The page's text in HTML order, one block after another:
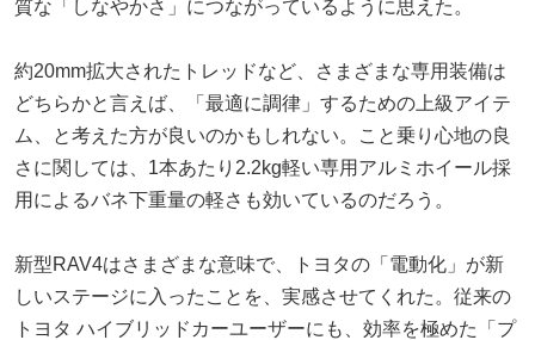
質な「しなやかさ」につながっているように思えた。
約20mm拡大されたトレッドなど、さまざまな専用装備は
どちらかと言えば、「最適に調律」するための上級アイテ
ム、と考えた方が良いのかもしれない。こと乗り心地の良
さに関しては、1本あたり2.2kg軽い専用アルミホイール採
用によるバネ下重量の軽さも効いているのだろう。
新型RAV4はさまざまな意味で、トヨタの「電動化」が新
しいステージに入ったことを、実感させてくれた。従来の
トヨタ ハイブリッドカーユーザーにも、効率を極めた「プ